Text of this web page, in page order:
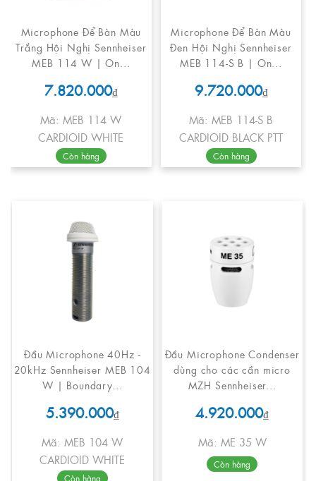
Microphone Để Bàn Màu
Trắng Hội Nghị Sennheiser
MEB 114 W | On...
7.820.000₫
Mã: MEB 114 W
CARDIOID WHITE
Còn hàng
Microphone Để Bàn Màu
Đen Hội Nghị Sennheiser
MEB 114-S B | On...
9.720.000₫
Mã: MEB 114-S B
CARDIOID BLACK PTT
Còn hàng
Đầu Microphone 40Hz -
20kHz Sennheiser MEB 104
W | Boundary...
5.390.000₫
Mã: MEB 104 W
CARDIOID WHITE
Còn hàng
Đầu Microphone Condenser
dùng cho các cần micro
MZH Sennheiser...
4.920.000₫
Mã: ME 35 W
Còn hàng